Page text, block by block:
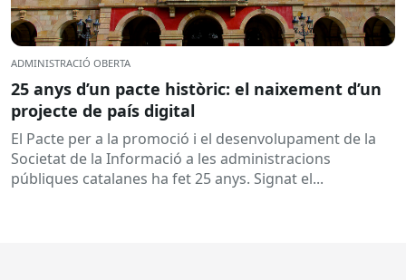
ADMINISTRACIÓ OBERTA
25 anys d’un pacte històric: el naixement d’un
projecte de país digital
El Pacte per a la promoció i el desenvolupament de la
Societat de la Informació a les administracions
públiques catalanes ha fet 25 anys. Signat el...